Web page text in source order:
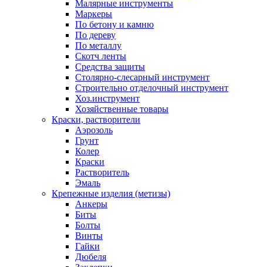
Малярные инструменты
Маркеры
По бетону и камню
По дереву
По металлу
Скотч ленты
Средства защиты
Столярно-слесарный инструмент
Строительно отделочный инструмент
Хоз.инструмент
Хозяйственные товары
Краски, растворители
Аэрозоль
Грунт
Колер
Краски
Растворитель
Эмаль
Крепежные изделия (метизы)
Анкеры
Биты
Болты
Винты
Гайки
Дюбеля